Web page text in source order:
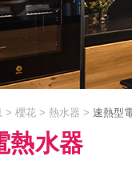
> 櫻花 > 熱水器 > 速熱型
熱水器